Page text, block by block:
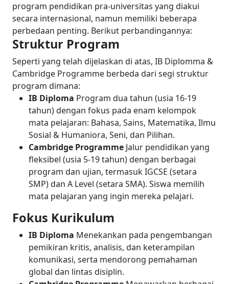
program pendidikan pra-universitas yang diakui
secara internasional, namun memiliki beberapa
perbedaan penting. Berikut perbandingannya:
Struktur Program
Seperti yang telah dijelaskan di atas, IB Diplomma &
Cambridge Programme berbeda dari segi struktur
program dimana:
IB Diploma Program dua tahun (usia 16-19
tahun) dengan fokus pada enam kelompok
mata pelajaran: Bahasa, Sains, Matematika, Ilmu
Sosial & Humaniora, Seni, dan Pilihan.
Cambridge Programme Jalur pendidikan yang
fleksibel (usia 5-19 tahun) dengan berbagai
program dan ujian, termasuk IGCSE (setara
SMP) dan A Level (setara SMA). Siswa memilih
mata pelajaran yang ingin mereka pelajari.
Fokus Kurikulum
IB Diploma Menekankan pada pengembangan
pemikiran kritis, analisis, dan keterampilan
komunikasi, serta mendorong pemahaman
global dan lintas disiplin.